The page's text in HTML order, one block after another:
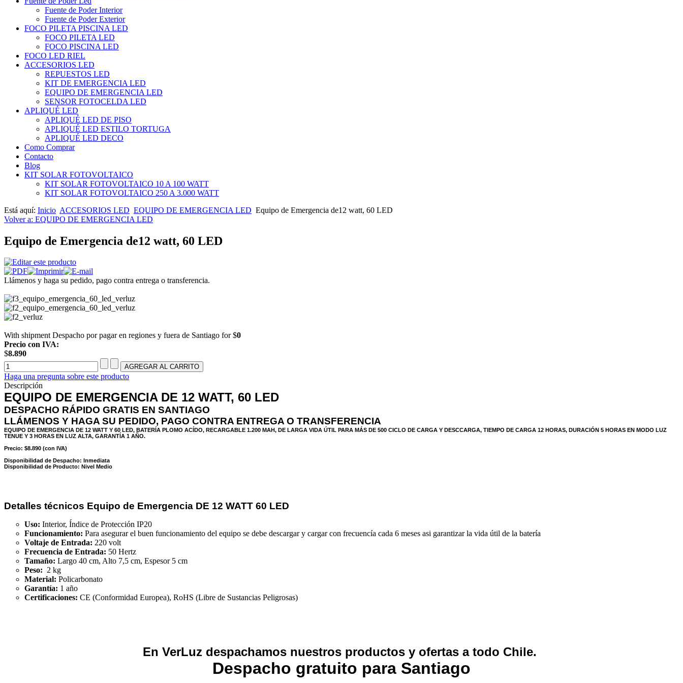
Fuente de Poder Interior
Fuente de Poder Exterior
FOCO PILETA PISCINA LED
FOCO PILETA LED
FOCO PISCINA LED
FOCO LED RIEL
ACCESORIOS LED
REPUESTOS LED
KIT DE EMERGENCIA LED
EQUIPO DE EMERGENCIA LED
SENSOR FOTOCELDA LED
APLIQUÉ LED
APLIQUÉ LED DE PISO
APLIQUÉ LED ESTILO TORTUGA
APLIQUÉ LED DECO
Como Comprar
Contacto
Blog
KIT SOLAR FOTOVOLTAICO
KIT SOLAR FOTOVOLTAICO 10 A 100 WATT
KIT SOLAR FOTOVOLTAICO 250 A 3.000 WATT
Está aquí: Inicio ACCESORIOS LED EQUIPO DE EMERGENCIA LED Equipo de Emergencia de12 watt, 60 LED
Volver a: EQUIPO DE EMERGENCIA LED
Equipo de Emergencia de12 watt, 60 LED
Llámenos y haga su pedido, pago contra entrega o transferencia.
With shipment Despacho por pagar en regiones y fuera de Santiago for $0
Precio con IVA:
$8.890
Haga una pregunta sobre este producto
Descripción
EQUIPO DE EMERGENCIA DE 12 WATT, 60 LED
DESPACHO RÁPIDO GRATIS EN SANTIAGO
LLÁMENOS Y HAGA SU PEDIDO, PAGO CONTRA ENTREGA O TRANSFERENCIA
EQUIPO DE EMERGENCIA DE 12 WATT Y 60 LED, BATERÍA PLOMO ACÍDO, RECARGABLE 1.200 MAH, DE LARGA VIDA ÚTIL PARA MÁS DE 500 CICLO DE CARGA Y DESCCARGA, TIEMPO DE CARGA 12 HORAS, DURACIÓN 5 HORAS EN MODO LUZ
TENUE Y 3 HORAS EN LUZ ALTA, GARANTÍA 1 AÑO.
Precio: $8.890 (con IVA)
Disponibilidad de Despacho: Inmediata
Disponibilidad de Producto: Nivel Medio
Detalles técnicos Equipo de Emergencia DE 12 WATT 60 LED
Uso: Interior, Índice de Protección IP20
Funcionamiento: Para asegurar el buen funcionamiento del equipo se debe descargar y cargar con frecuencía cada 6 meses asi garantizar la vida útil de la batería
Voltaje de Entrada: 220 volt
Frecuencia de Entrada: 50 Hertz
Tamaño: Largo 40 cm, Alto 7,5 cm, Espesor 5 cm
Peso: 2 kg
Material: Policarbonato
Garantía: 1 año
Certificaciones: CE (Conformidad Europea), RoHS (Libre de Sustancias Peligrosas)
En VerLuz despachamos nuestros productos y ofertas a todo Chile.
Despacho gratuito para Santiago